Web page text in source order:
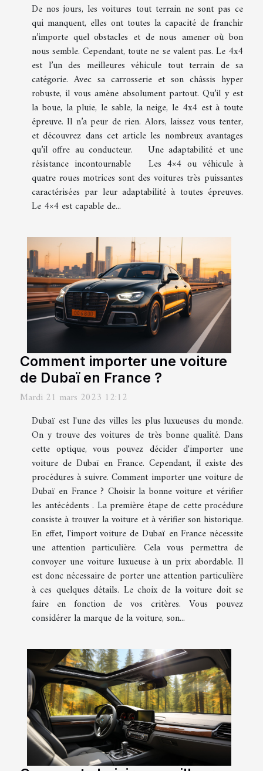
De nos jours, les voitures tout terrain ne sont pas ce
qui manquent, elles ont toutes la capacité de franchir
n’importe quel obstacles et de nous amener où bon
nous semble. Cependant, toute ne se valent pas. Le 4x4
est l’un des meilleures véhicule tout terrain de sa
catégorie. Avec sa carrosserie et son châssis hyper
robuste, il vous amène absolument partout. Qu’il y est
la boue, la pluie, le sable, la neige, le 4x4 est à toute
épreuve. Il n’a peur de rien. Alors, laissez vous tenter,
et découvrez dans cet article les nombreux avantages
qu’il offre au conducteur. Une adaptabilité et une
résistance incontournable Les 4×4 ou véhicule à
quatre roues motrices sont des voitures très puissantes
caractérisées par leur adaptabilité à toutes épreuves.
Le 4×4 est capable de...
Comment importer une voiture
de Dubaï en France ?
Mardi 21 mars 2023 12:12
Dubaï est l'une des villes les plus luxueuses du monde.
On y trouve des voitures de très bonne qualité. Dans
cette optique, vous pouvez décider d'importer une
voiture de Dubaï en France. Cependant, il existe des
procédures à suivre. Comment importer une voiture de
Dubaï en France ? Choisir la bonne voiture et vérifier
les antécédents . La première étape de cette procédure
consiste à trouver la voiture et à vérifier son historique.
En effet, l'import voiture de Dubaï en France nécessite
une attention particulière. Cela vous permettra de
convoyer une voiture luxueuse à un prix abordable. Il
est donc nécessaire de porter une attention particulière
à ces quelques détails. Le choix de la voiture doit se
faire en fonction de vos critères. Vous pouvez
considérer la marque de la voiture, son...